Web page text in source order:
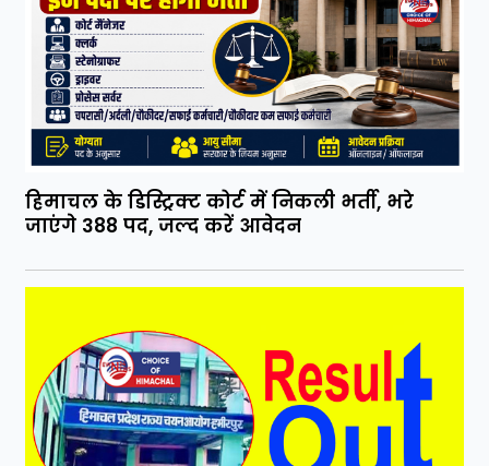
हिमाचल के डिस्ट्रिक्ट कोर्ट में निकली भर्ती, भरे
जाएंगे 388 पद, जल्द करें आवेदन